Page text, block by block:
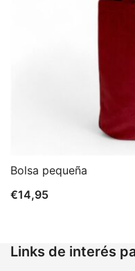
Bolsa pequeña
€14,95
Links de interés